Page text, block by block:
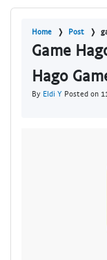
Home Post
Game
Hago
By Eldi Y Posted on